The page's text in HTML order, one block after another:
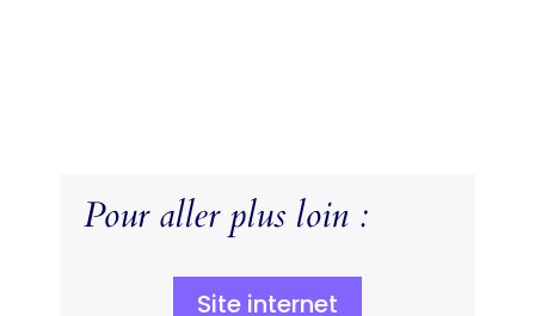
Pour aller plus loin :
Site internet